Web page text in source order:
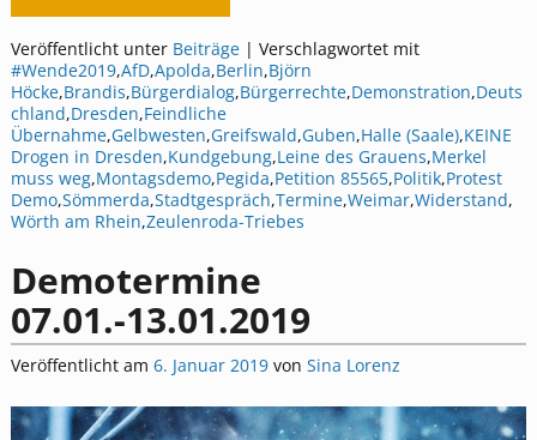
Veröffentlicht unter Beiträge| Verschlagwortet mit
#Wende2019,AfD,Apolda,Berlin,Björn
Höcke,Brandis,Bürgerdialog,Bürgerrechte,Demonstration,Deuts
chland,Dresden,Feindliche
Übernahme,Gelbwesten,Greifswald,Guben,Halle (Saale),KEINE
Drogen in Dresden,Kundgebung,Leine des Grauens,Merkel
muss weg,Montagsdemo,Pegida,Petition 85565,Politik,Protest
Demo,Sömmerda,Stadtgespräch,Termine,Weimar,Widerstand,
Wörth am Rhein,Zeulenroda-Triebes
Demotermine
07.01.-13.01.2019
Veröffentlicht am 6. Januar 2019 von Sina Lorenz